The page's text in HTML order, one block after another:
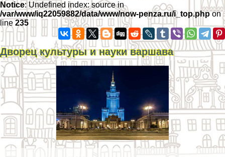
Notice: Undefined index: source in
/var/www/iq22059882/data/www/now-penza.ru/i_top.phpon
line 235
Дворец культуры и науки варшава